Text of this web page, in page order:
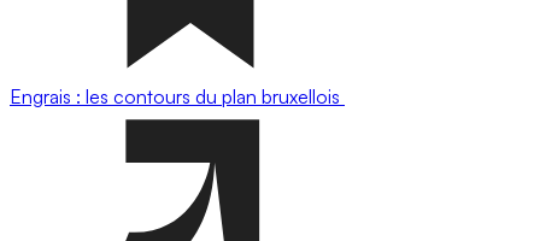
Engrais : les contours du plan bruxellois